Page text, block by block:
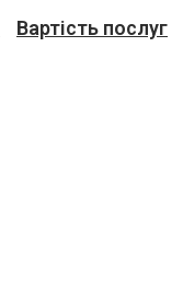
Вартість послуг